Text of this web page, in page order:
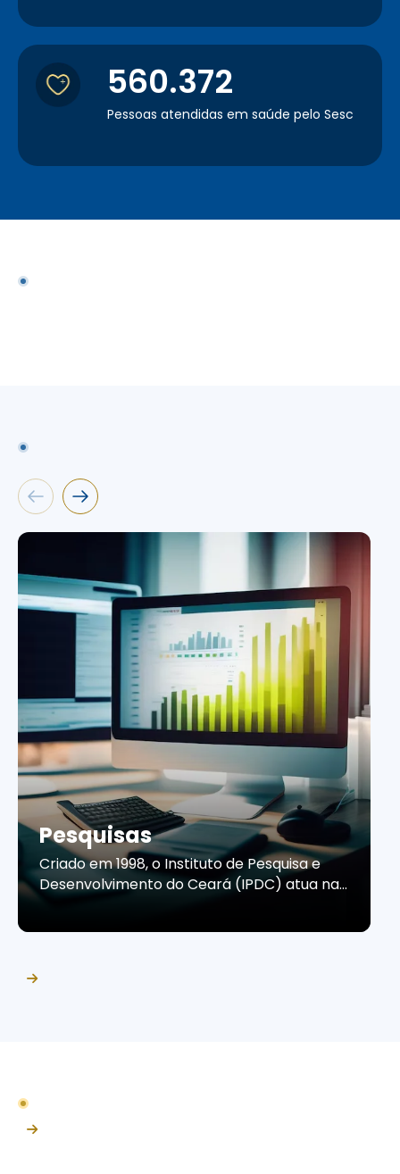
560.372
Pessoas atendidas em saúde pelo Sesc
Pesquisas
Criado em 1998, o Instituto de Pesquisa e
Desenvolvimento do Ceará (IPDC) atua na